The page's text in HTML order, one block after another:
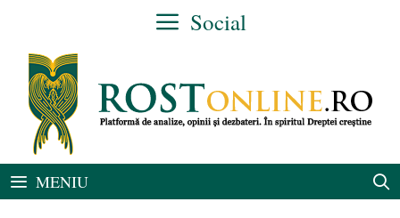
conținut
Social
MENIU